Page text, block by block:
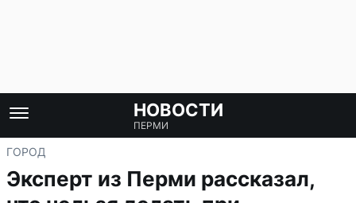
НОВОСТИ
ПЕРМИ
ГОРОД
Эксперт из Перми рассказал,